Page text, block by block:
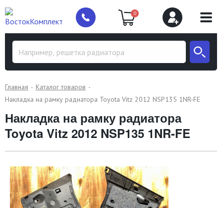
0
Главная
Каталог товаров
Накладка на рамку радиатора Toyota Vitz 2012 NSP135 1NR-FE
Накладка на рамку радиатора
Toyota Vitz 2012 NSP135 1NR-FE